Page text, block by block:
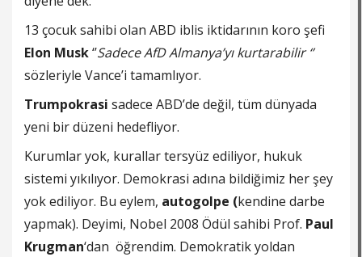
13 çocuk sahibi olan ABD iblis iktidarının koro şefi
Elon Musk‘’Sadece AfD Almanya’yı kurtarabilir ‘’
sözleriyle Vance’i tamamlıyor.
Trumpokrasi sadece ABD’de değil, tüm dünyada
yeni bir düzeni hedefliyor.
Kurumlar yok, kurallar tersyüz ediliyor, hukuk
sistemi yıkılıyor. Demokrasi adına bildiğimiz her şey
yok ediliyor. Bu eylem, autogolpe (kendine darbe
yapmak). Deyimi, Nobel 2008 Ödül sahibi Prof. Paul
Krugman‘dan öğrendim. Demokratik yoldan